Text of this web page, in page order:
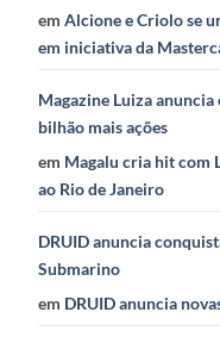
emAlcione e Criolo se
em iniciativa da
Magazine Luiza
bilhão mais ações
em Magalu cria hit com
ao Rio de Janeiro
DRUID anuncia
Submarino
em DRUID anuncia